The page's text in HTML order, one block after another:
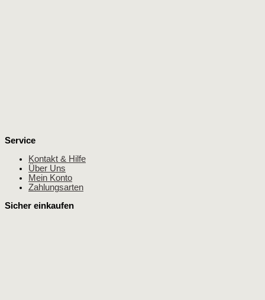
Service
Kontakt & Hilfe
Über Uns
Mein Konto
Zahlungsarten
Sicher einkaufen